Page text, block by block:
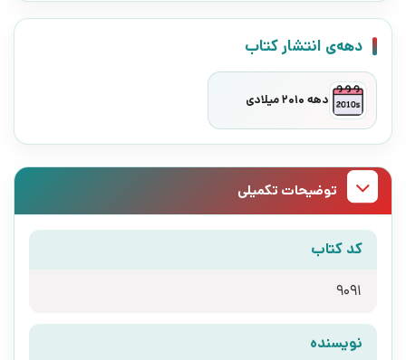
دهه‌ی انتشار کتاب
دهه 2010 میلادی
توضیحات تکمیلی
کد کتاب
9091
نویسنده